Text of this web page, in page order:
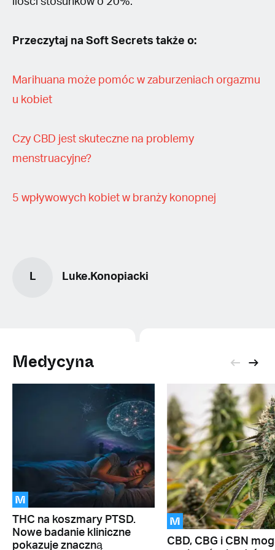
Przeczytaj na Soft Secrets także o:
Marihuana może pomóc w zaburzeniach orgazmu
u kobiet
Czy CBD jest skuteczne na problemy
menstruacyjne?
5 wpływowych kobiet w branży konopnej
L Luke.Konopiacki
Medycyna
M
THC na koszmary PTSD.
Nowe badanie kliniczne
pokazuje znaczną
M
CBD, CBG i CBN